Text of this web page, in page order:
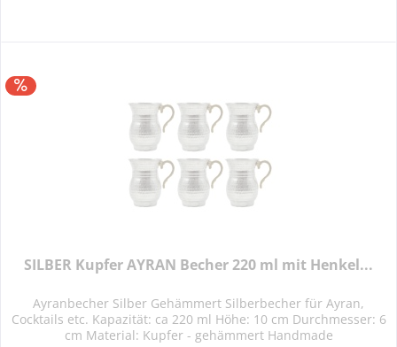
SILBER Kupfer AYRAN Becher 220 ml mit Henkel...
Ayranbecher Silber Gehämmert Silberbecher für Ayran,
Cocktails etc. Kapazität: ca 220 ml Höhe: 10 cm Durchmesser: 6
cm Material: Kupfer - gehämmert Handmade